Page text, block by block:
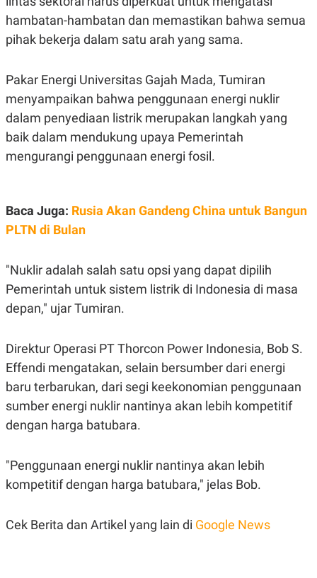
S
T
D
A
E
S
O
N
T
A
T
I
P
S
U
JARINGAN
N
T
A
N
A
D
E
M
E
S
S
R
E
S
E
I
A
G
N
E
I
R
J
A
T
hambatan-hambatan dan memastikan bahwa semua
pihak bekerja dalam satu arah yang sama.
Pakar Energi Universitas Gajah Mada, Tumiran
menyampaikan bahwa penggunaan energi nuklir
dalam penyediaan listrik merupakan langkah yang
baik dalam mendukung upaya Pemerintah
mengurangi penggunaan energi fosil.
Baca Juga: Rusia Akan Gandeng China untuk Bangun
PLTN di Bulan
"Nuklir adalah salah satu opsi yang dapat dipilih
Pemerintah untuk sistem listrik di Indonesia di masa
depan," ujar Tumiran.
Direktur Operasi PT Thorcon Power Indonesia, Bob S.
Effendi mengatakan, selain bersumber dari energi
baru terbarukan, dari segi keekonomian penggunaan
sumber energi nuklir nantinya akan lebih kompetitif
dengan harga batubara.
"Penggunaan energi nuklir nantinya akan lebih
kompetitif dengan harga batubara," jelas Bob.
Cek Berita dan Artikel yang lain di Google News